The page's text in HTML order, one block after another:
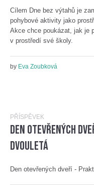
Cílem Dne bez výtahů je
pohybové aktivity jako
Akce chce poukázat, jak je
v prostředí své školy.
by Eva Zoubková
PŘÍSPĚVEK
Den otevřených
dvouletá
Den otevřených dveří -